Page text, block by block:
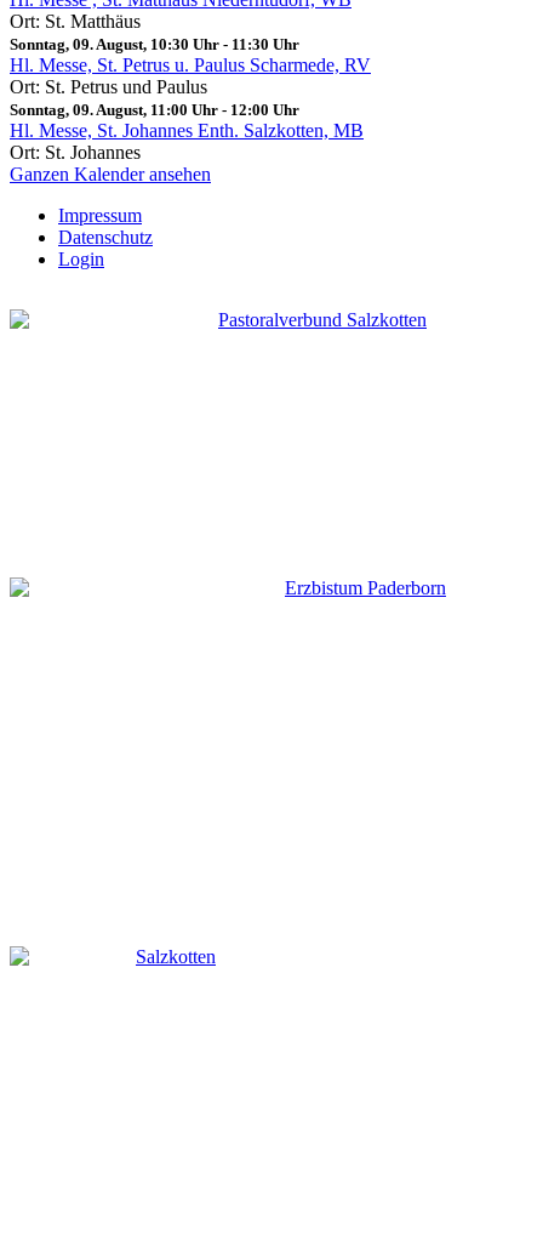
Ort: St. Matthäus
Sonntag, 09. August, 10:30 Uhr - 11:30 Uhr
Hl. Messe, St. Petrus u. Paulus Scharmede, RV
Ort: St. Petrus und Paulus
Sonntag, 09. August, 11:00 Uhr - 12:00 Uhr
Hl. Messe, St. Johannes Enth. Salzkotten, MB
Ort: St. Johannes
Ganzen Kalender ansehen
Impressum
Datenschutz
Login